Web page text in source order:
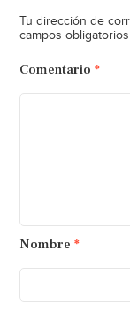
Tu dirección de
campos
Comentario *
Nombre *